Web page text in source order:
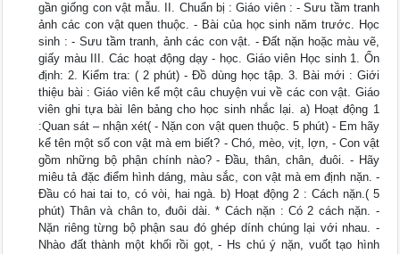
gần giống con vật mẫu. II. Chuẩn bị : Giáo viên : - Sưu tầm tranh
ảnh các con vật quen thuộc. - Bài của học sinh năm trước. Học
sinh : - Sưu tầm tranh, ảnh các con vật. - Đất nặn hoặc màu vẽ,
giấy màu III. Các hoạt động dạy - học. Giáo viên Học sinh 1. Ổn
định: 2. Kiểm tra: ( 2 phút) - Đồ dùng học tập. 3. Bài mới : Giới
thiệu bài : Giáo viên kể một câu chuyện vui về các con vật. Giáo
viên ghi tựa bài lên bảng cho học sinh nhắc lại. a) Hoạt động 1
:Quan sát – nhận xét( - Nặn con vật quen thuộc. 5 phút) - Em hãy
kể tên một số con vật mà em biết? - Chó, mèo, vịt, lợn, - Con vật
gồm những bộ phận chính nào? - Đầu, thân, chân, đuôi. - Hãy
miêu tả đặc điểm hình dáng, màu sắc, con vật mà em định nặn. -
Đầu có hai tai to, có vòi, hai ngà. b) Hoạt động 2 : Cách nặn.( 5
phút) Thân và chân to, đuôi dài. * Cách nặn : Có 2 cách nặn. -
Nặn riêng từng bộ phận sau đó ghép dính chúng lại với nhau. -
Nhào đất thành một khối rồi gọt, - Hs chú ý nặn, vuốt tạo hình